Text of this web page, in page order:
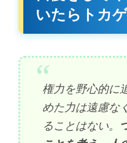
いたらトカ
権力を野心的に
めた力は遠慮な
ることはない。